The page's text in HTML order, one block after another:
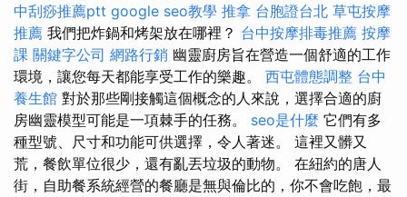
中刮痧推薦ptt google seo教學 推拿 台胞證台北 草屯按摩
推薦 我們把炸鍋和烤架放在哪裡？ 台中按摩排毒推薦 按摩
課 關鍵字公司 網路行銷 幽靈廚房旨在營造一個舒適的工作
環境，讓您每天都能享受工作的樂趣。 西屯體態調整 台中
養生館 對於那些剛接觸這個概念的人來說，選擇合適的廚
房幽靈模型可能是一項棘手的任務。 seo是什麼 它們有多
種型號、尺寸和功能可供選擇，令人著迷。 這裡又髒又
荒，餐飲單位很少，還有亂丟垃圾的動物。 在紐約的唐人
街，自助餐系統經營的餐廳是無與倫比的，你不會吃飽，最